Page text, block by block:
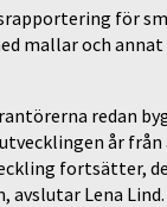
för
mallar och annat
redan
år från
fortsätter,
avslutar Lena Lind.